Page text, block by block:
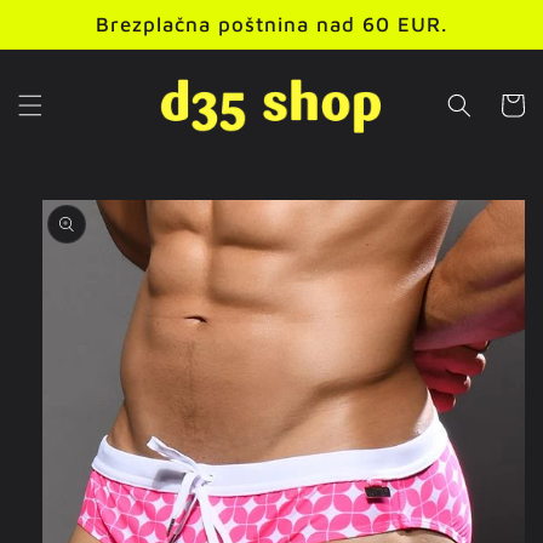
vsebino
Brezplačna poštnina nad 60 EUR.
informacije